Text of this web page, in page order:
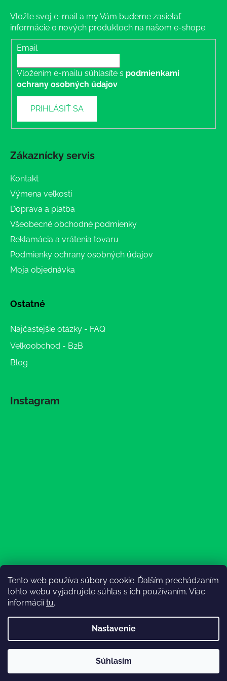
Tento web používa súbory cookie. Ďalším prechádzaním
tohto webu vyjadrujete súhlas s ich používaním. Viac
informáciítu.
Nastavenie
Súhlasím
nedostupná (na email reagujeme nonstop), expedícia ako
obvykle💚Ďakujeme, že ste s nami💚
Vložte svoj e-mail a my Vám budeme zasielať
informácie o nových produktoch na našom e-shope.
Email
Vložením e-mailu súhlasíte s podmienkami
ochrany osobných údajov
PRIHLÁSIŤ SA
Zákaznícky servis
Kontakt
Výmena veľkosti
Doprava a platba
Všeobecné obchodné podmienky
Reklamácia a vrátenia tovaru
Podmienky ochrany osobných údajov
Moja objednávka
Ostatné
Najčastejšie otázky - FAQ
Veľkoobchod - B2B
Blog
Instagram
Sledovať na Instagrame